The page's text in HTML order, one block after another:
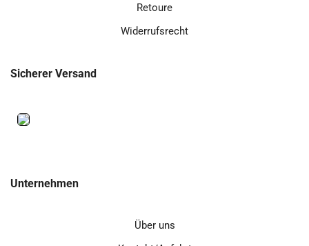
Retoure
Widerrufsrecht
Sicherer Versand
Unternehmen
Über uns